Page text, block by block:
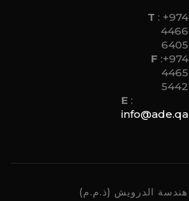
T : +974
4466
6405
F :+974
4465
5442
E :
info@ade.qa